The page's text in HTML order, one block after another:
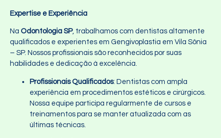
Expertise e Experiência
Na Odontologia SP, trabalhamos com dentistas altamente
qualificados e experientes em Gengivoplastia em Vila Sônia
– SP. Nossos profissionais são reconhecidos por suas
habilidades e dedicação à excelência.
Profissionais Qualificados: Dentistas com ampla
experiência em procedimentos estéticos e cirúrgicos.
Nossa equipe participa regularmente de cursos e
treinamentos para se manter atualizada com as
últimas técnicas.